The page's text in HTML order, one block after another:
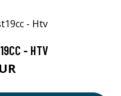
- HTV